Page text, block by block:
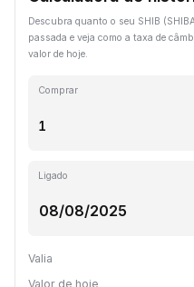
Descubra quanto o seu SHIB
passada e veja como a taxa de
valor de hoje.
Comprar
Ligado
Valia
Valor de hoje